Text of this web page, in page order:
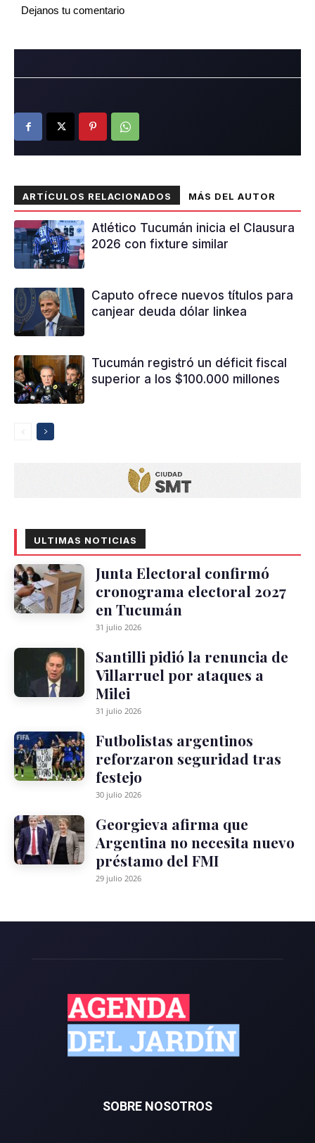
Dejanos tu comentario
ARTÍCULOS RELACIONADOS MÁS DEL AUTOR
Atlético Tucumán inicia el Clausura
2026 con fixture similar
Caputo ofrece nuevos títulos para
canjear deuda dólar linkea
Tucumán registró un déficit fiscal
superior a los $100.000 millones
ULTIMAS NOTICIAS
Junta Electoral confirmó
cronograma electoral 2027
en Tucumán
31 julio 2026
Santilli pidió la renuncia de
Villarruel por ataques a
Milei
31 julio 2026
Futbolistas argentinos
reforzaron seguridad tras
festejo
30 julio 2026
Georgieva afirma que
Argentina no necesita nuevo
préstamo del FMI
29 julio 2026
SOBRE NOSOTROS